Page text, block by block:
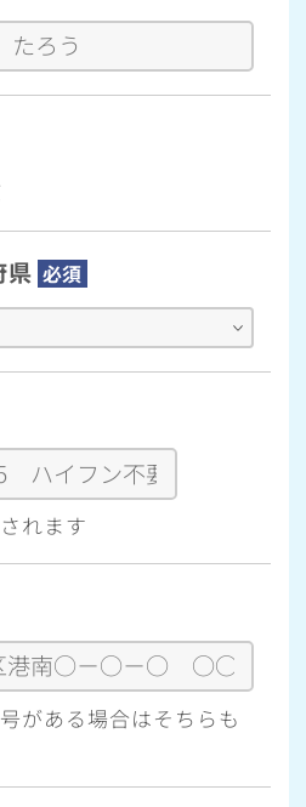
県 必須
れます
がある場合はそちらも